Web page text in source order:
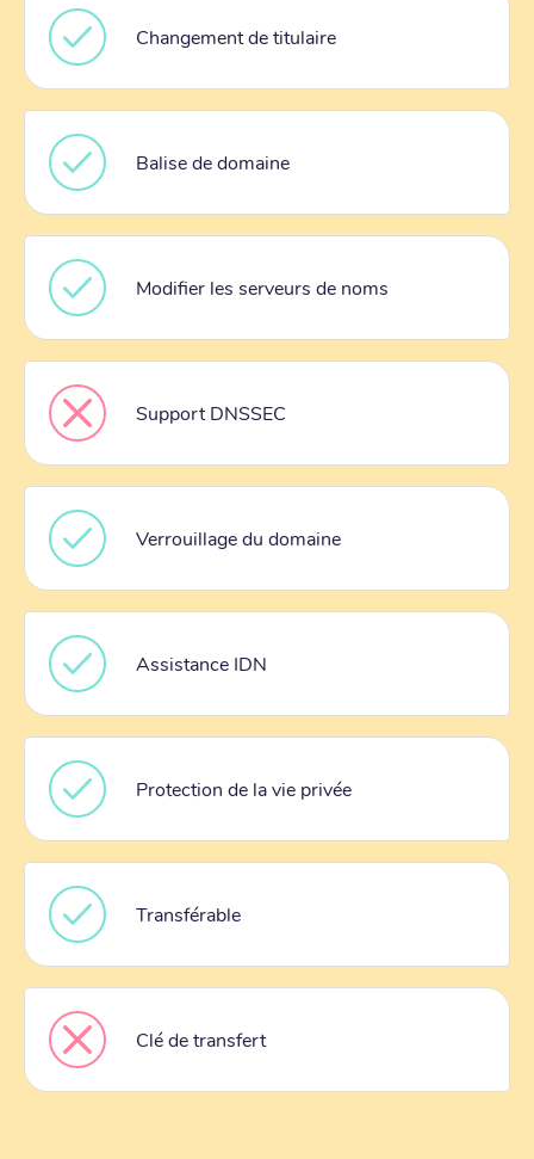
Changement de titulaire
Balise de domaine
Modifier les serveurs de noms
Support DNSSEC
Verrouillage du domaine
Assistance IDN
Protection de la vie privée
Transférable
Clé de transfert